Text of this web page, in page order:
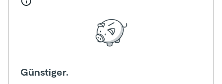
Günstiger.